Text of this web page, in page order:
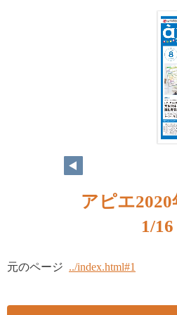
アピエ
1/16
元のページ ../index.html#1